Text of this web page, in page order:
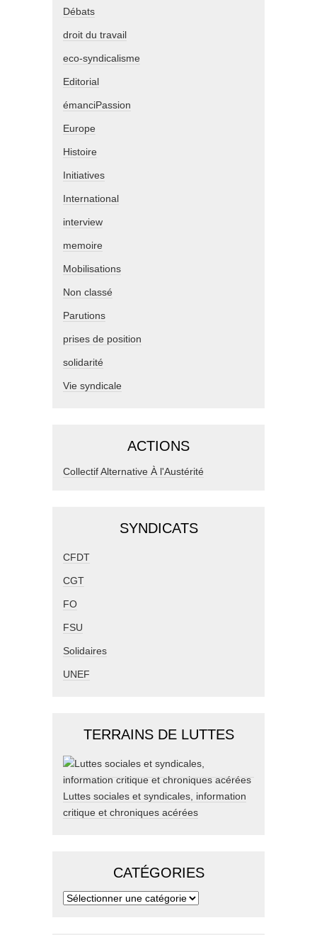
Débats
droit du travail
eco-syndicalisme
Editorial
émanciPassion
Europe
Histoire
Initiatives
International
interview
memoire
Mobilisations
Non classé
Parutions
prises de position
solidarité
Vie syndicale
ACTIONS
Collectif Alternative À l'Austérité
SYNDICATS
CFDT
CGT
FO
FSU
Solidaires
UNEF
TERRAINS DE LUTTES
Luttes sociales et syndicales, information
critique et chroniques acérées
CATÉGORIES